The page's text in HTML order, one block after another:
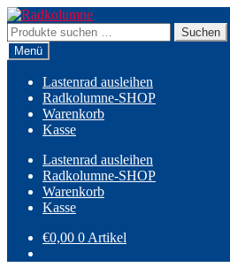
Zur
Navigation
springen
Zum
Inhalt
springen
Suchen
nach:
Suchen
Menü
Lastenrad ausleihen
Radkolumne-SHOP
Warenkorb
Kasse
Lastenrad ausleihen
Radkolumne-SHOP
Warenkorb
Kasse
€0,00 0 Artikel